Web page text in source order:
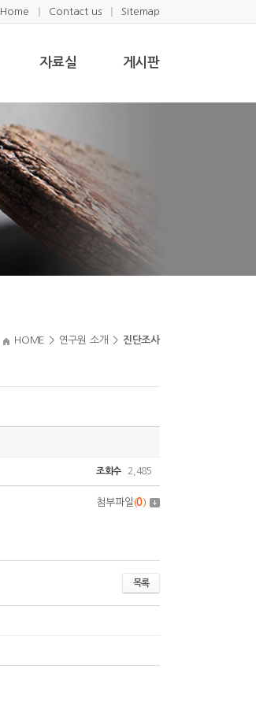
Home Contact us Sitemap
자료실 게시판
HOME > 연구원 소개 > 진단조사
조회수 2,485
첨부파일 (0)
목록